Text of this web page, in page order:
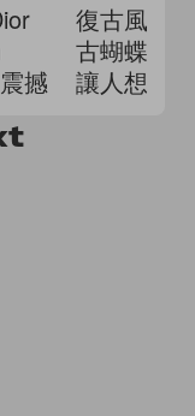
撼
復古風情
古蝴蝶結
讓人想原